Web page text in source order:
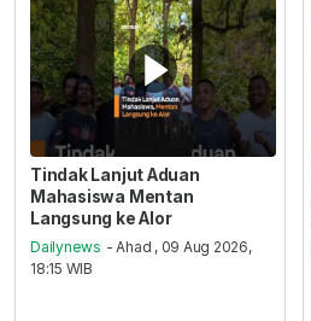
Tindak Lanjut Aduan
Mahasiswa Mentan
Langsung ke Alor
Dailynews - Ahad , 09 Aug 2026,
18:15 WIB